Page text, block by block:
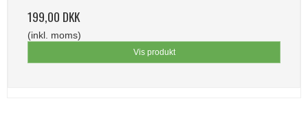
199,00 DKK
(inkl. moms)
Vis produkt